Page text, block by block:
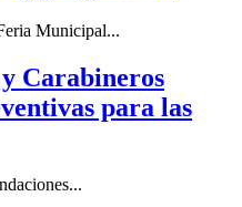
Municipal...
Carabineros
para las